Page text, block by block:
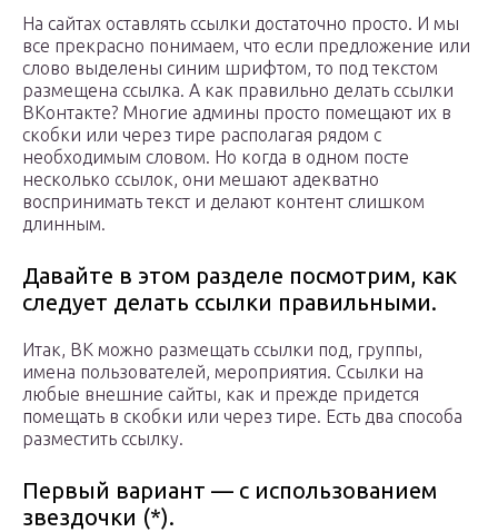
На сайтах оставлять ссылки достаточно просто. И мы
все прекрасно понимаем, что если предложение или
слово выделены синим шрифтом, то под текстом
размещена ссылка. А как правильно делать ссылки
ВКонтакте? Многие админы просто помещают их в
скобки или через тире располагая рядом с
необходимым словом. Но когда в одном посте
несколько ссылок, они мешают адекватно
воспринимать текст и делают контент слишком
длинным.
Давайте в этом разделе посмотрим, как
следует делать ссылки правильными.
Итак, ВК можно размещать ссылки под, группы,
имена пользователей, мероприятия. Ссылки на
любые внешние сайты, как и прежде придется
помещать в скобки или через тире. Есть два способа
разместить ссылку.
Первый вариант — с использованием
звездочки (*).